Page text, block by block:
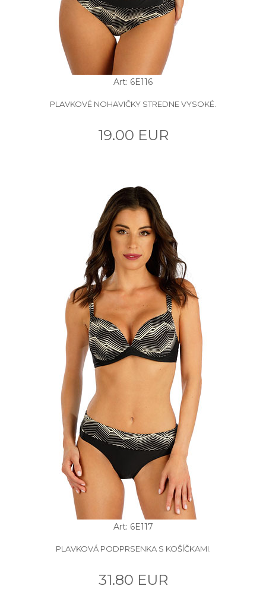
Art: 6E116
PLAVKOVÉ NOHAVIČKY STREDNE VYSOKÉ.
19.00 EUR
Art: 6E117
PLAVKOVÁ PODPRSENKA S KOŠÍČKAMI.
31.80 EUR